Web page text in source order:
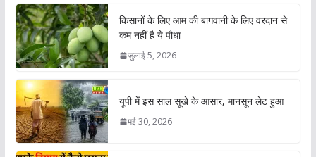
किसानों के लिए आम की बागवानी के लिए वरदान से
कम नहीं है ये पौधा
जुलाई 5, 2026
यूपी में इस साल सूखे के आसार, मानसून लेट हुआ
मई 30, 2026